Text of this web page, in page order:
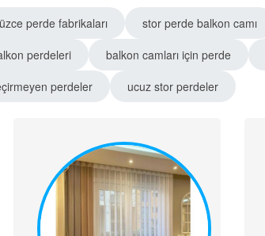
perde fabrikaları stor perde balkon camı
perdeleri balkon camları için perde
perdeler ucuz stor perdeler